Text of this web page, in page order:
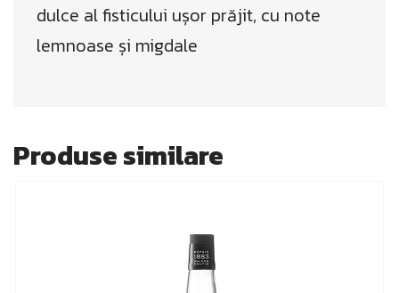
dulce al fisticului ușor prăjit, cu note
lemnoase și migdale
Produse similare